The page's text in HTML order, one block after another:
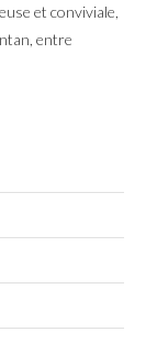
et conviviale,
entre